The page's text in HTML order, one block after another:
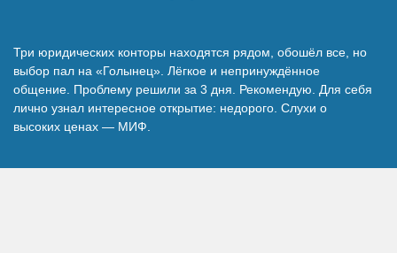
Полезные статьи
Наши победы
Три юридических конторы находятся рядом, обошёл все, но
выбор пал на «Голынец». Лёгкое и непринуждённое
общение. Проблему решили за 3 дня. Рекомендую. Для себя
лично узнал интересное открытие: недорого. Слухи о
высоких ценах — МИФ.